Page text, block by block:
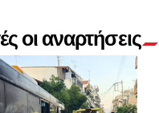
οι αναρτήσεις